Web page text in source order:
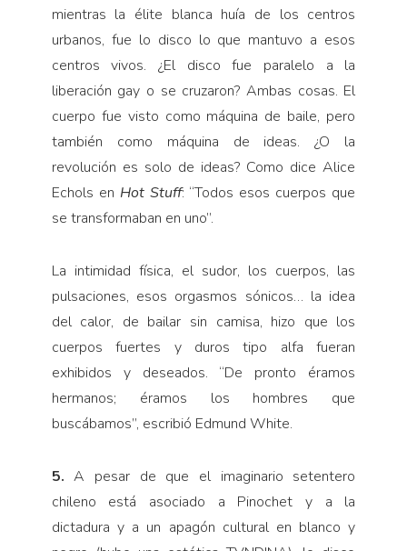
mientras la élite blanca huía de los centros
urbanos, fue lo disco lo que mantuvo a esos
centros vivos. ¿El disco fue paralelo a la
liberación gay o se cruzaron? Ambas cosas. El
cuerpo fue visto como máquina de baile, pero
también como máquina de ideas. ¿O la
revolución es solo de ideas? Como dice Alice
Echols en Hot Stuff: “Todos esos cuerpos que
se transformaban en uno”.
La intimidad física, el sudor, los cuerpos, las
pulsaciones, esos orgasmos sónicos… la idea
del calor, de bailar sin camisa, hizo que los
cuerpos fuertes y duros tipo alfa fueran
exhibidos y deseados. “De pronto éramos
hermanos; éramos los hombres que
buscábamos”, escribió Edmund White.
5. A pesar de que el imaginario setentero
chileno está asociado a Pinochet y a la
dictadura y a un apagón cultural en blanco y